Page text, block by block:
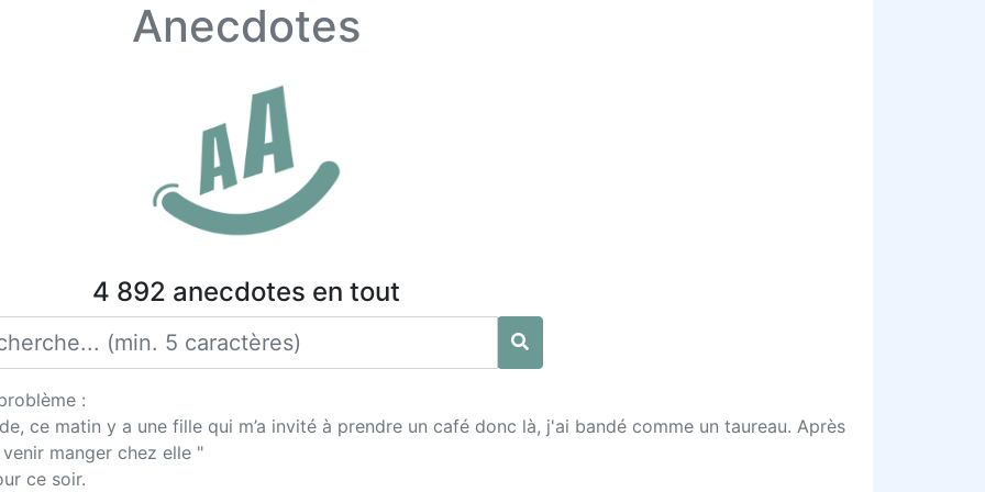
Anecdotes
4 892 anecdotes en tout
:
ce matin y a une fille qui m’a invité à prendre un café donc là, j'ai bandé comme un taureau. Après
manger chez elle "
ce soir.